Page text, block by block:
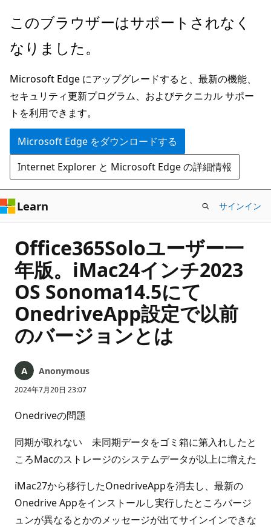
メ
ン
ン
テ
ン
ツ
に
ス
キ
ッ
プ
このブラウザーはサポートされなく
なりました。
Microsoft Edge にアップグレードすると、最新の機能、
セキュリティ更新プログラム、およびテクニカル サポー
トを利用できます。
Microsoft Edge をダウンロードする
Internet Explorer と Microsoft Edge の詳細情報
Learn サインイン
Office365Soloユーザー一
年版。iMac24インチ2023
OS Sonoma14.5にて
OnedriveApp設定で以前
のバージョンとは
Anonymous
2024年7月20日 23:07
Onedriveの問題
同期が取れない 未同期データをゴミ箱に第入れしたと
ころMacのストレージのシステムデータが以上に増えた
iMac27から移行したOnedriveAppを消去し、最新の
Onedrive Appをインストールし実行したところバージ
ュンが異なるとかのメッセージが出てサインインできな